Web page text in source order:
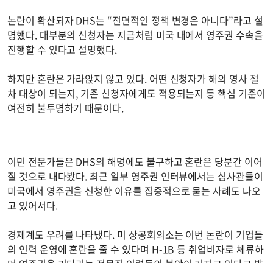
논란이 확산되자 DHS는 “전면적인 정책 변경은 아니다”라고 설
명했다. 대부분의 신청자는 지금처럼 미국 내에서 영주권 수속을
진행할 수 있다고 설명했다.
하지만 혼란은 가라앉지 않고 있다. 어떤 신청자가 해외 영사 절
차 대상이 되는지, 기존 신청자에게도 적용되는지 등 핵심 기준이
여전히 불투명하기 때문이다.
이민 전문가들은 DHS의 해명에도 불구하고 혼란은 당분간 이어
질 것으로 내다봤다. 최근 일부 영주권 인터뷰에서는 심사관들이
미국에서 영주권을 신청한 이유를 집중적으로 묻는 사례도 나오
고 있어서다.
경제계도 우려를 나타냈다. 미 상공회의소는 이번 논란이 기업들
의 인력 운영에 혼란을 줄 수 있다며 H-1B 등 취업비자로 체류하